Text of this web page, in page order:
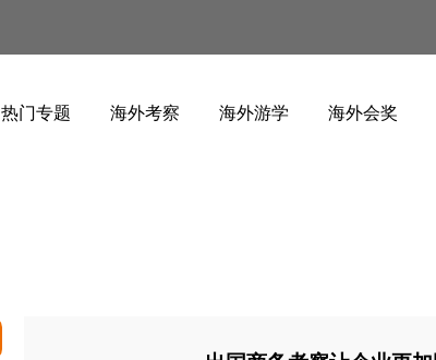
热门专题 海外考察 海外游学 海外会奖